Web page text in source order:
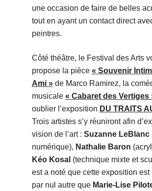
une occasion de faire de belles
tout en ayant un contact direct
peintres.
Côté théâtre, le Festival des Arts
propose la pièce « Souvenir
Ami »de Marco Ramirez, la
musicale « Cabaret des Vertiges
oublier l’exposition DU TRAITS
Trois artistes s’y réuniront afin
vision de l’art : Suzanne LeBlanc
numérique), Nathalie Baron
Kéo Kosal (technique mixte et
est a noté que cette exposition est
par nul autre que Marie-Lise